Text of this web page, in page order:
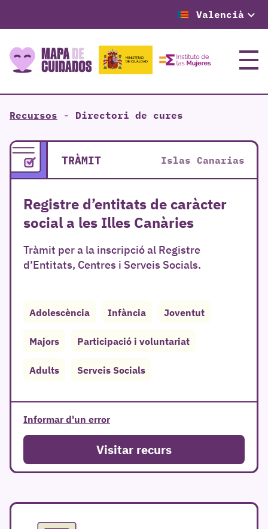
Valencià
Menú
Recursos - Directori de cures
TRÀMIT Islas Canarias
Registre d’entitats de caràcter
social a les Illes Canàries
Tràmit per a la inscripció al Registre
d’Entitats, Centres i Serveis Socials.
Adolescència Infància Joventut
Majors Participació i voluntariat
Adults Serveis Socials
Informar d'un error
Visitar recurs